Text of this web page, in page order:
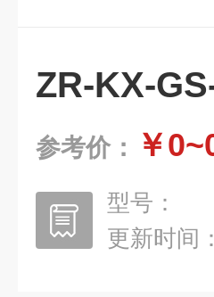
ZR-KX-
参考价： ￥
型号：
更新时间：